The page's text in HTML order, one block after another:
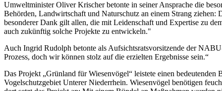
Umweltminister Oliver Krischer betonte in seiner Ansprache die
Behörden, Landwirtschaft und Naturschutz an einem Strang
besonderer Dank gilt allen, die mit Leidenschaft und Expertise zu
auch zukünftig solche Projekte zu entwickeln."
Auch Ingrid Rudolph betonte als Aufsichtsratsvorsitzende der
Prozess, doch wir können stolz auf die erzielten Ergebnisse sein.“
Das Projekt „Grünland für Wiesenvögel“ leistete einen
Vogelschutzgebiet Unterer Niederrhein. Wiesenvögel benötigen